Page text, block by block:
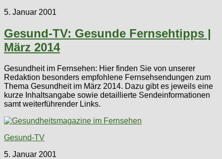
5. Januar 2001
Gesund-TV: Gesunde Fernsehtipps |
März 2014
Gesundheit im Fernsehen: Hier finden Sie von unserer
Redaktion besonders empfohlene Fernsehsendungen zum
Thema Gesundheit im März 2014. Dazu gibt es jeweils eine
kurze Inhaltsangabe sowie detaillierte Sendeinformationen
samt weiterführender Links.
Gesund-TV
5. Januar 2001